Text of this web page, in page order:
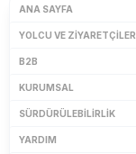
ANA SAYFA
YOLCU VE ZIYARETÇILER
B2B
KURUMSAL
SÜRDÜRÜLEBILIRLIK
YARDIM